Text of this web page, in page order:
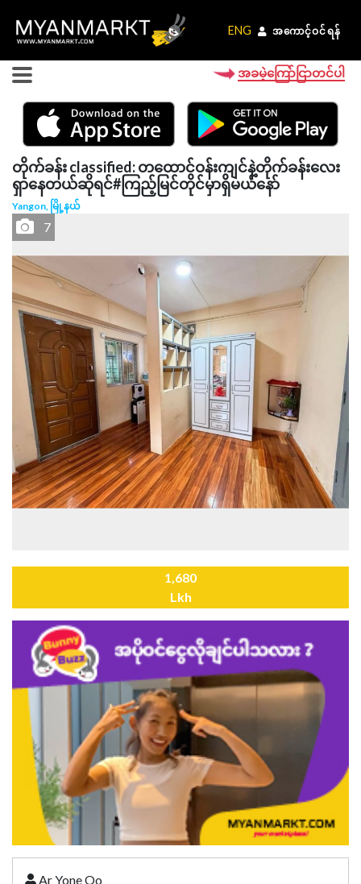
ENG အကောင့်ဝင်ရန်
ENG အကောင့်ဝင်ရန်
အခမဲ့ကြော်ငြာတင်ပါ
တိုက်ခန်း classified: တထောင်ဝန်းကျင်နဲ့တိုက်ခန်းလေး
ရှာနေတယ်ဆိုရင်#ကြည့်မြင်တိုင်မှာရှိမယ်နော်
Yangon, မြို့နယ်
7
1,680
Lkh
Ar Yone Oo